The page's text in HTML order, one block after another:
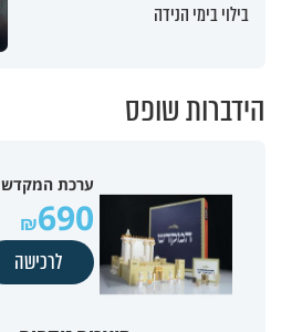
בילוי בימי הנידה
הידברות שופס
ערכת המקדש
690
לרכישה